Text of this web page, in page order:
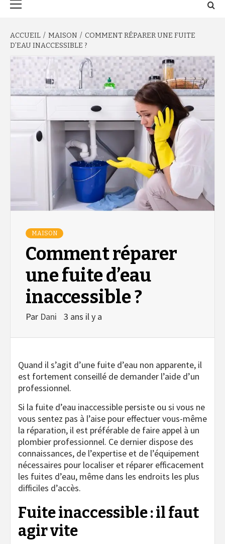
ACCUEIL MAISON
COMMENT RÉPARER UNE FUITE
D’EAU INACCESSIBLE ?
MAISON
Comment réparer
une fuite d’eau
inaccessible ?
Par Dani 3 ans il y a
Quand il s’agit d’une fuite d’eau non apparente, il
est fortement conseillé de demander l’aide d’un
professionnel.
Si la fuite d’eau inaccessible persiste ou si vous ne
vous sentez pas à l’aise pour effectuer vous-même
la réparation, il est préférable de faire appel à un
plombier professionnel. Ce dernier dispose des
connaissances, de l’expertise et de l’équipement
nécessaires pour localiser et réparer efficacement
les fuites d’eau, même dans les endroits les plus
difficiles d’accès.
Fuite inaccessible : il faut
agir vite